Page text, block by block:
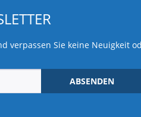
verpassen Sie keine Neuigkeit
ABSENDEN